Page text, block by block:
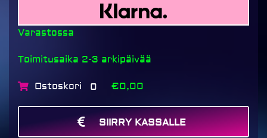
Varastossa
Toimitusaika 2-3 arkipäivää
Ostoskori 0 €0,00
SIIRRY KASSALLE